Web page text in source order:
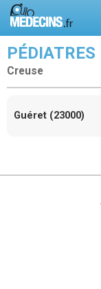
PÉDIATRES
Creuse
Guéret (23000)